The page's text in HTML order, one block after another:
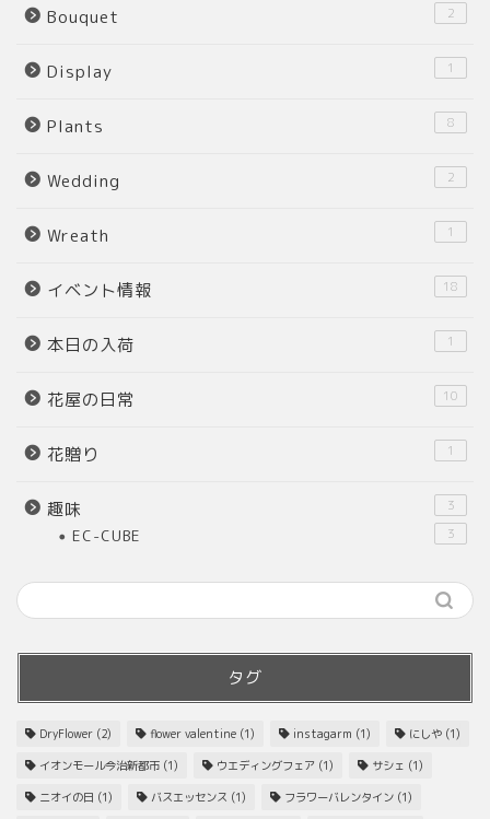
Bouquet 2
Display 1
Plants 8
Wedding 2
Wreath 1
イベント情報 18
本日の入荷 1
花屋の日常 10
花贈り 1
趣味 3
EC-CUBE 3
タグ
DryFlower (2) flower valentine (1) instagarm (1) にしや (1)
イオンモール今治新都市 (1) ウエディングフェア (1) サシェ (1)
ニオイの日 (1) バスエッセンス (1) フラワーバレンタイン (1)